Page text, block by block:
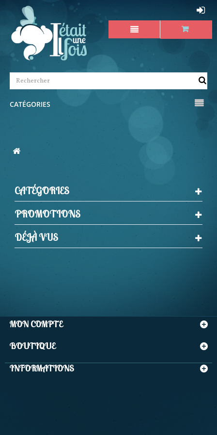
CATÉGORIES
CATÉGORIES
PROMOTIONS
DÉJÀ VUS
MON COMPTE
BOUTIQUE
INFORMATIONS